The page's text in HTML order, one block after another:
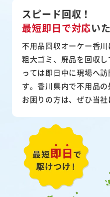
スピード回収！
最短即日で対応い
不用品回収オーケー香
粗大ゴミ、廃品を回収
っては即日中に現場へ
す。香川県内で不用品
お困りの方は、ぜひ当社